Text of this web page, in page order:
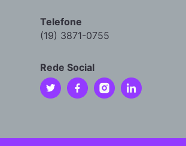
Telefone
(19) 3871-0755
Rede Social